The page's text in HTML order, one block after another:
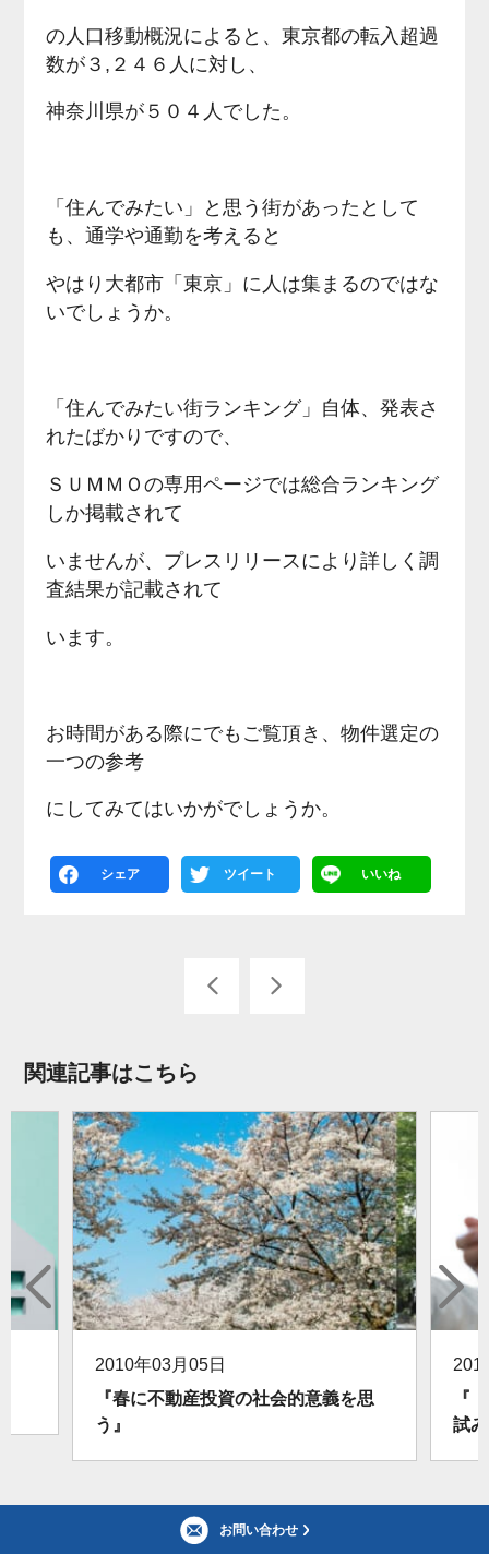
の人口移動概況によると、東京都の転入超過
数が３,２４６人に対し、
神奈川県が５０４人でした。
「住んでみたい」と思う街があったとして
も、通学や通勤を考えると
やはり大都市「東京」に人は集まるのではな
いでしょうか。
「住んでみたい街ランキング」自体、発表さ
れたばかりですので、
ＳＵＭＭＯの専用ページでは総合ランキング
しか掲載されて
いませんが、プレスリリースにより詳しく調
査結果が記載されて
います。
お時間がある際にでもご覧頂き、物件選定の
一つの参考
にしてみてはいかがでしょうか。
シェア ツイート いいね
関連記事はこちら
2010年03月05日
『春に不動産投資の社会的意義を思
う』
『
試
お問い合わせ